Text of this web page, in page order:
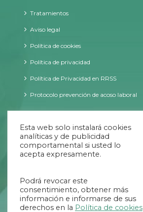
Tratamientos
Aviso legal
Política de cookies
Política de privacidad
Política de Privacidad en RRSS
Protocolo prevención de acoso laboral
984 707 034
654 639 769
Esta web solo instalará cookies
analíticas y de publicidad
comportamental si usted lo
acepta expresamente.
Podrá revocar este
consentimiento, obtener más
información e informarse de sus
derechos en la Política de cookies